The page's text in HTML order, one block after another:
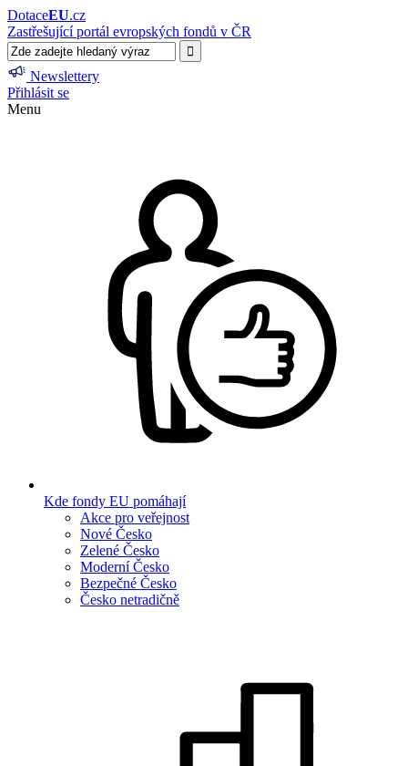
DotaceEU.cz
Zastřešující portál evropských fondů v ČR
Newslettery
Přihlásit se
Menu
Kde fondy EU pomáhají
Akce pro veřejnost
Nové Česko
Zelené Česko
Moderní Česko
Bezpečné Česko
Česko netradičně